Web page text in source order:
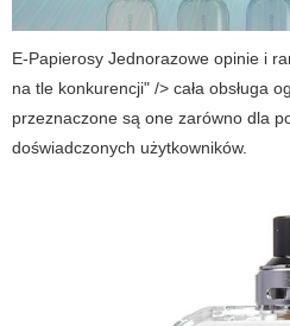
E-Papierosy Jednorazowe opinie i
na tle konkurencji" /> cała obsługa
przeznaczone są one zarówno dla
doświadczonych użytkowników.